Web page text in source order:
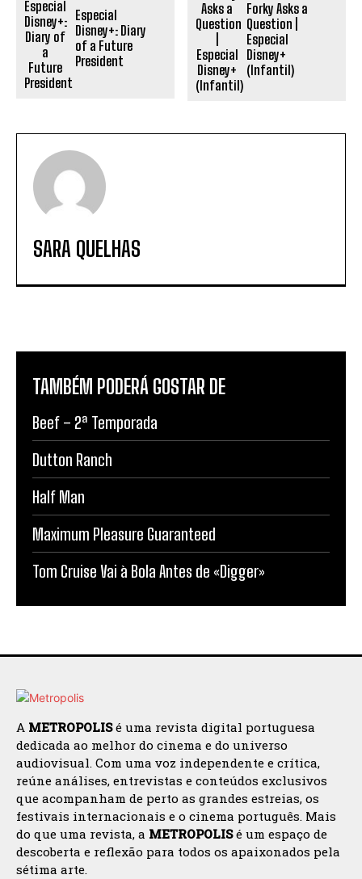
Especial
Disney+: Diary
of a Future
President
Forky Asks a
Question |
Especial
Disney+
(Infantil)
SARA QUELHAS
TAMBÉM PODERÁ GOSTAR DE
Beef – 2ª Temporada
Dutton Ranch
Half Man
Maximum Pleasure Guaranteed
Tom Cruise Vai à Bola Antes de «Digger»
A METROPOLISé uma revista digital portuguesa
dedicada ao melhor do cinema e do universo
audiovisual. Com uma voz independente e crítica,
reúne análises, entrevistas e conteúdos exclusivos
que acompanham de perto as grandes estreias, os
festivais internacionais e o cinema português. Mais
do que uma revista, a METROPOLISé um espaço de
descoberta e reflexão para todos os apaixonados pela
sétima arte.